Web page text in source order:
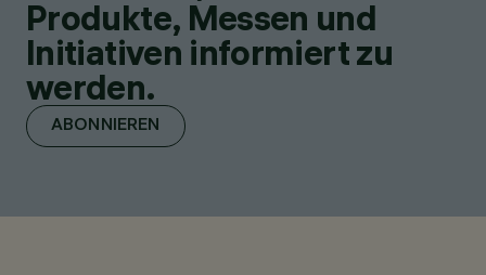
Produkte, Messen und
Initiativen informiert zu
werden.
ABONNIEREN